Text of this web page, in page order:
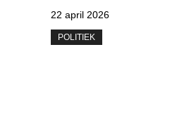
22 april 2026
POLITIEK